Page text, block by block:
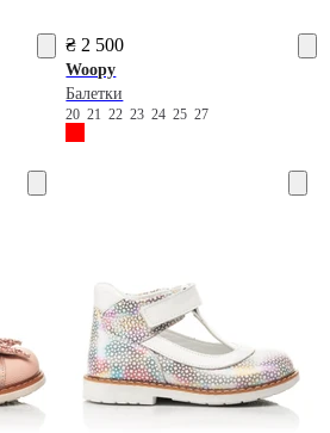
₴ 2 500
Woopy
Балетки
20212223242527